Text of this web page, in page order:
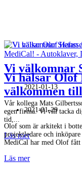
Vi hälsar Olof
välkommen
2021-01-29
Olof som är arkitekt i
projektledare och
MediCal har med Olof fått
Läs mer
Vi välkomnar
2021-01-13
Vår kollega Mats
egen firma. Vi vill tacka
tid,...
Läs mer